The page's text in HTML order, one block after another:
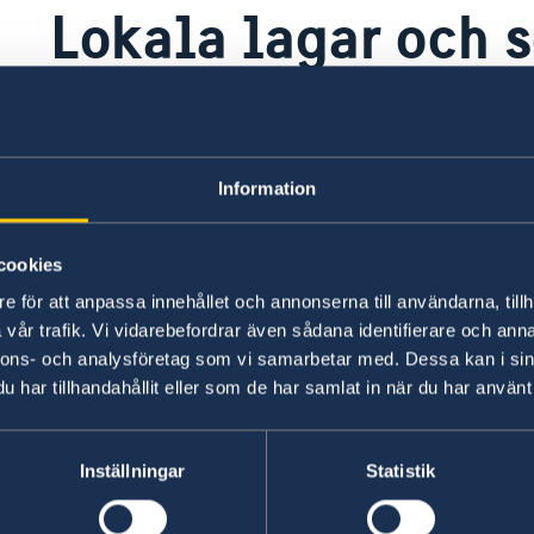
Information
för att anpassa innehållet och annonserna till användarna,
trafik. Vi vidarebefordrar även sådana identifierare och
och analysföretag som vi samarbetar med. Dessa kan i
har tillhandahållit eller som de har samlat in när du har
Inställningar Statistik
Lokala lagar och
installationer.
Senast uppdaterad 05 aug. 2026, 15.41